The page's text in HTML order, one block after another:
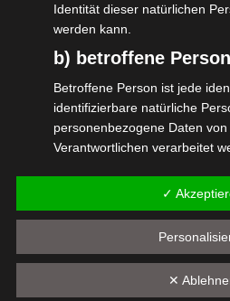
interessanten
Bühne.
#bagsv #isdv
#selbständig
Diesen
Identität dieser natürlichen
werden kann.
b) betroffene Person
Betroffene Person ist jede
identifizierbare natürliche
personenbezogene Daten
Verantwortlichen verarbeitet
c) Verarbeitung
Vorgangsreihe im
personenbezogenen Daten
Erfassen, die Organisation,
✓
✕